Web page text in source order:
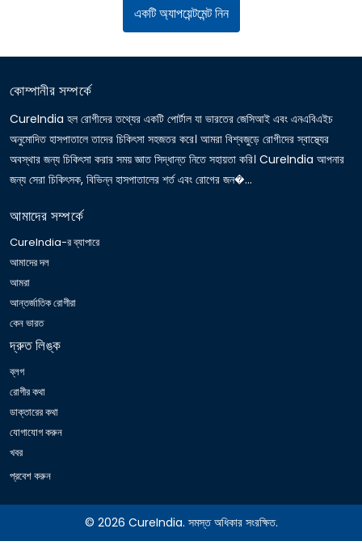
একটি অ্যাপয়েন্টমেন্ট নিন
কোম্পানীর সম্পর্কে
CureIndia হল রোগীদের তথ্যের একটি পোর্টাল যা ভারতের জেসিআই এবং এনএবিএইচ
অনুমোদিত হাসপাতালে তাদের চিকিৎসা সহজতর করে। আমরা বিশ্বজুড়ে রোগীদের স্বাস্থ্যের
অবস্থার জন্য চিকিৎসা করার সময় জ্ঞাত সিদ্ধান্ত নিতে সহায়তা করি। CureIndia আপনার
জন্য সেরা চিকিৎসক, বিভিন্ন হাসপাতালের শর্ত এবং রোগের জন�...
আমাদের সম্পর্কে
CureIndia-র ব্যাপারে
আমাদের দল
আমরা
আন্তর্জাতিক রোগীরা
কেন ভারত
দ্রুত লিঙ্ক
ব্লগ
রোগীর কথা
ডাক্তারের কথা
যোগাযোগ করুন
খবর
প্রবেশ করুন
© 2026 CureIndia. সমস্ত অধিকার সংরক্ষিত.